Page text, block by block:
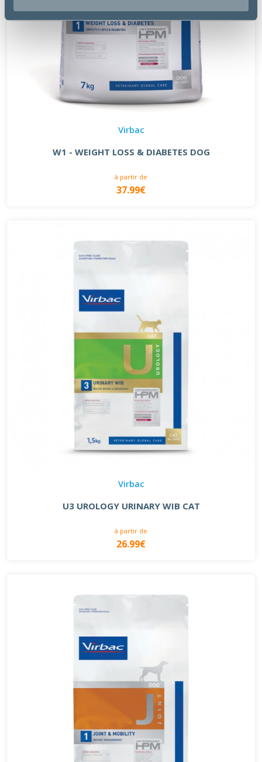
Virbac
W1 - WEIGHT LOSS & DIABETES DOG
à partir de
37.99€
Virbac
U3 UROLOGY URINARY WIB CAT
à partir de
26.99€